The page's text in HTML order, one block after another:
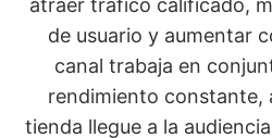
atraer tráfico calificado,
de usuario y aumentar
canal trabaja en
rendimiento constante,
tienda llegue a la